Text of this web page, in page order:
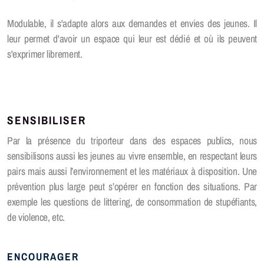
Modulable, il s'adapte alors aux demandes et envies des jeunes. Il
leur permet d'avoir un espace qui leur est dédié et où ils peuvent
s'exprimer librement.
SENSIBILISER
Par la présence du triporteur dans des espaces publics, nous
sensibilisons aussi les jeunes au vivre ensemble, en respectant leurs
pairs mais aussi l’environnement et les matériaux à disposition. Une
prévention plus large peut s’opérer en fonction des situations. Par
exemple les questions de littering, de consommation de stupéfiants,
de violence, etc.
ENCOURAGER
Le Triporteur
Le Before
Coaching
Zip Zap seniors
Visite, soutien et information